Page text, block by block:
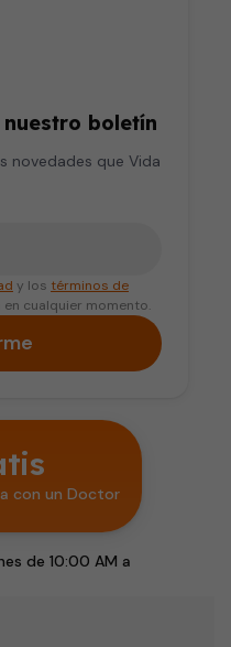
boletín
novedades que Vida
y los términos de
en cualquier momento.
con un Doctor
de 10:00 AM a